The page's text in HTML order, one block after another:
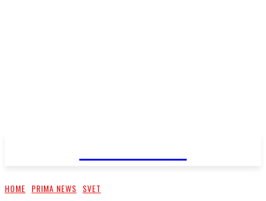
HOME PRIMA NEWS SVET